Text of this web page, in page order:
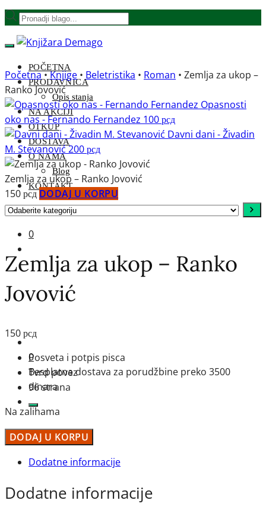
Skip
navigation
Skip
content
Products
POČETNA
PRODAVNICA
Opis stanja
NA AKCIJI
OTKUP
DOSTAVA
O NAMA
Blog
KONTAKT
Odaberite
0
0
Besplatna dostava za porudžbine preko 3500
dinara
Početna•Knjige • Beletristika • Roman • Zemlja za ukop –
Ranko Jovović
Opasnosti
oko nas - Fernando Fernandez 100рсд
Davni dani - Živadin
M. Stevanović200рсд
Zemlja za ukop – Ranko Jovović
150рсд DODAJ U KORPU
Zemlja za ukop – Ranko
Jovović
150рсд
Posveta i potpis pisca
Tvrd povez
96 strana
Na zalihama
Zemlja
za
ukop
Ranko
DODAJ U KORPU
Dodatne informacije
Dodatne informacije